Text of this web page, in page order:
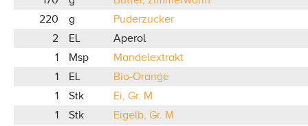
220
g
Puderzucker
2
EL
Aperol
1
Msp
Mandelextrakt
1
EL
Bio-Orange
1
Stk
Ei, Gr. M
1
Stk
Eigelb, Gr. M